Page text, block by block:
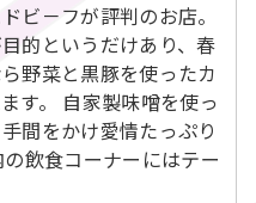
ビ－フが評判のお店。
的というだけあり、春
野菜と黒豚を使ったカ
す。 自家製味噌を使っ
間をかけ愛情たっぷり
飲食コーナーにはテー